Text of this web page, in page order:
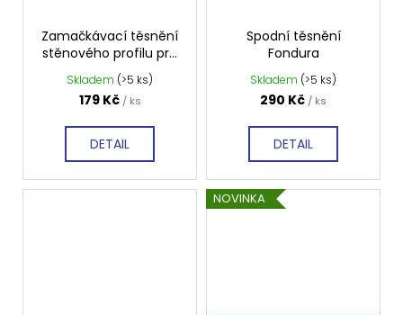
Zamačkávací těsnění
stěnového profilu pro
dveře
Skladem (>5 ks)
179 Kč / ks
DETAIL
Spodní těsnění
Fondura
Skladem (>5 ks)
290 Kč / ks
DETAIL
NOVINKA